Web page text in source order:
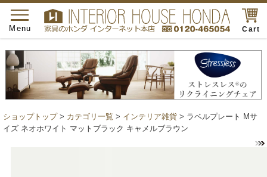
Cart
toggle
navigation
Menu
ショップトップ> カテゴリ一覧 > インテリア雑貨 > ラベルプレート Mサ
イズ ネオホワイト マットブラック キャメルブラウン